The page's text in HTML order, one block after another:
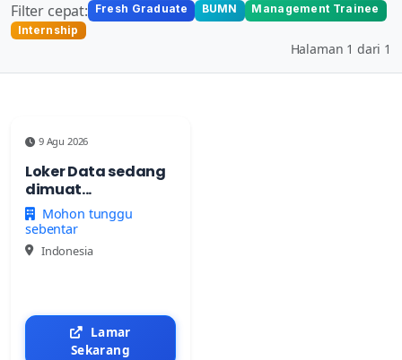
Filter cepat: Fresh Graduate BUMN
Management Trainee
Internship
Halaman 1 dari 1
9 Agu 2026
Loker Data sedang
dimuat...
Mohon tunggu
sebentar
Indonesia
Lamar
Sekarang